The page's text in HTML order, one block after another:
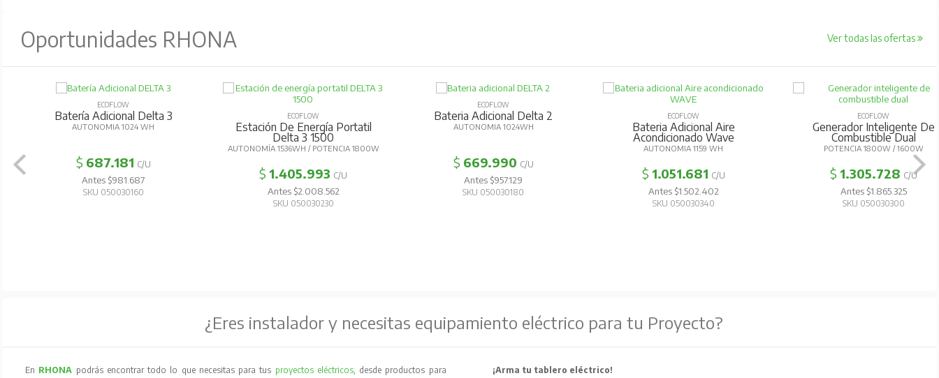
Oportunidades RHONA Ver todas las ofertas
ECOFLOW
Batería Adicional Delta 3
AUTONOMIA 1024 WH
$ 687.181 C/U
Antes $981.687
SKU 050030160
ECOFLOW
Estación De Energía Portatil
Delta 3 1500
AUTONOMÍA 1536WH / POTENCIA 1800W
$ 1.405.993 C/U
Antes $2.008.562
SKU 050030230
ECOFLOW
Bateria Adicional Delta 2
AUTONOMIA 1024WH
$ 669.990 C/U
Antes $957.129
SKU 050030180
ECOFLOW
Bateria Adicional Aire
Acondicionado Wave
AUTONOMIA 1159 WH
$ 1.051.681 C/U
Antes $1.502.402
SKU 050030340
ECOFLOW
Generador Inteligente De
Combustible Dual
POTENCIA 1800W / 1600W
$ 1.305.728 C/U
Antes $1.865.325
SKU 050030300
¿Eres instalador y necesitas equipamiento eléctrico para tu Proyecto?
En RHONA podrás encontrar todo lo que necesitas para tus proyectos eléctricos, desde productos para
¡Arma tu tablero eléctrico!